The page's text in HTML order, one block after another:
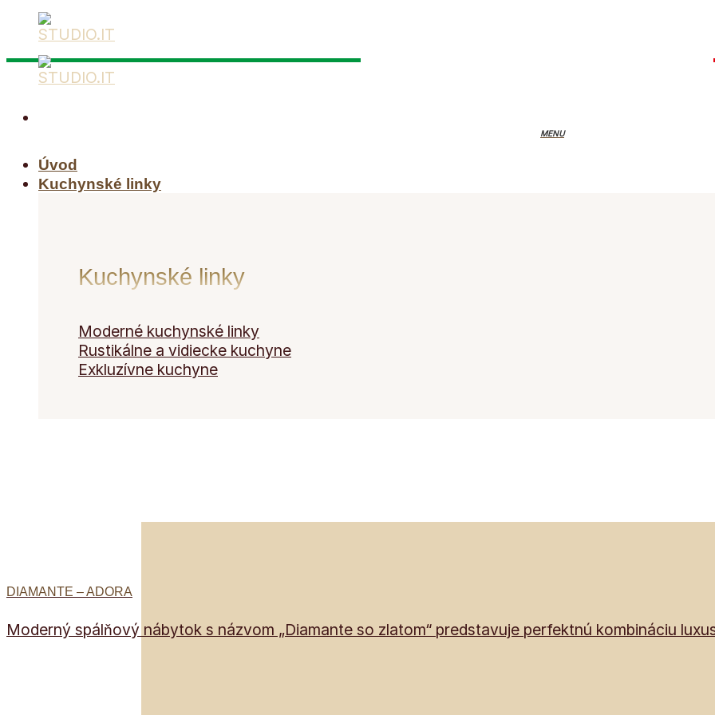
content
Úvod
Kuchynské linky
Kuchynské linky
Moderné kuchynské linky
Rustikálne a vidiecke kuchyne
Exkluzívne kuchyne
DIAMANTE – ADORA
Moderný spálňový nábytok s názvom „Diamante so zlatom“ predstavuje perfektnú kombináciu